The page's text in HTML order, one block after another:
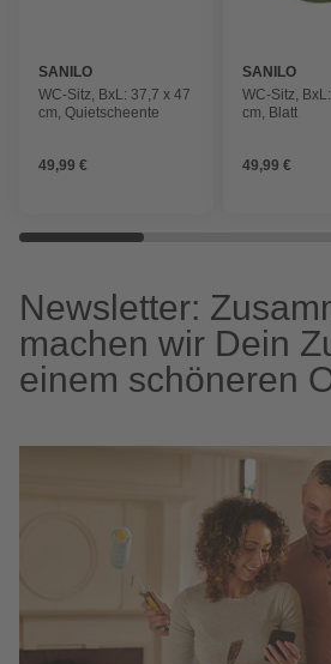
SANILO
WC-Sitz, BxL: 37,7 x 47
cm, Quietscheente
49,99 €
SANILO
WC-Sitz,
cm, Blatt
49,99 €
Newsletter:
machen wir Dein
einem schöneren